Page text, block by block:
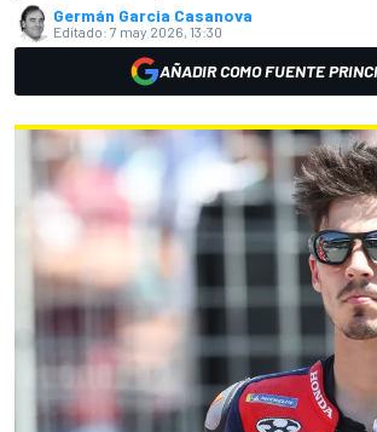
Germán Garcia Casanova
Editado: 7 may 2026, 13:30
AÑADIR COMO FUENTE